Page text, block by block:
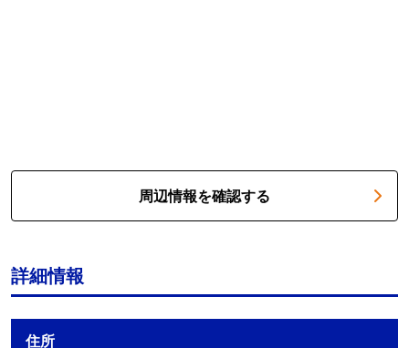
周辺情報を確認する
詳細情報
住所